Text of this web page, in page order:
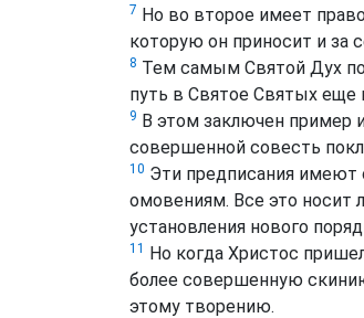
7 Но во второе имеет
которую он приносит и за
8 Тем самым Святой Дух
путь в Святое Святых еще
9 В этом заключен пример
совершенной совесть
10 Эти предписания
омовениям. Все это носит
установления нового
11 Но когда Христос
более совершенную
этому творению.